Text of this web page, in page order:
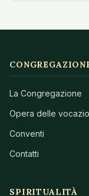
La Congregazione
Opera delle
Conventi
Contatti
SPIRITUALITÀ